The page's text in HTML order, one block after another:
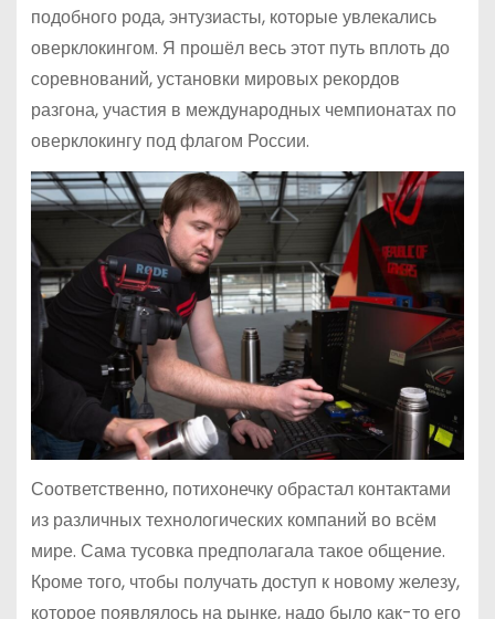
подобного рода, энтузиасты, которые увлекались
оверклокингом. Я прошёл весь этот путь вплоть до
соревнований, установки мировых рекордов
разгона, участия в международных чемпионатах по
оверклокингу под флагом России.
Соответственно, потихонечку обрастал контактами
из различных технологических компаний во всём
мире. Сама тусовка предполагала такое общение.
Кроме того, чтобы получать доступ к новому железу,
которое появлялось на рынке, надо было как-то его